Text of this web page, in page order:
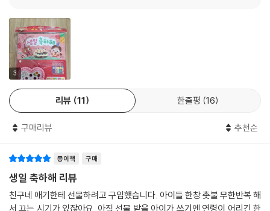
3
리뷰 11 한줄평 16
구매리뷰 추천순
종이책 구매
생일 축하해 리뷰
친구네 애기한테 선물하려고 구입했습니다. 아이들 한창 촛불 무한반복 해
서 끄는 시기가 있잖아요. 아직 선물 받을 아이가 쓰기엔 연령이 어리긴 한